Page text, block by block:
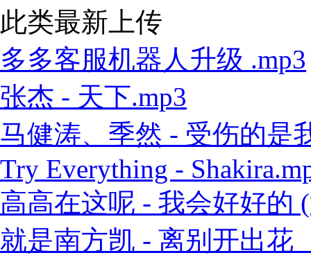
此类最新上传
多多客服机器人升级 .mp3
张杰 - 天下.mp3
马健涛、季然 - 受伤的是
Try Everything -
高高在这呢 - 我会好好的
就是南方凯 - 离别开出花